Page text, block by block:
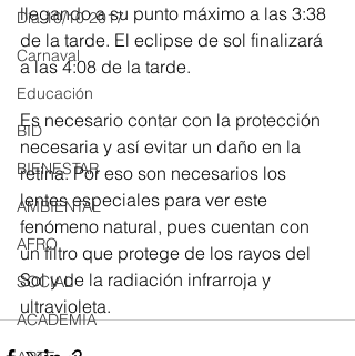
Día 10/10 2017
Carnaval
Educación
BID
BIENESTAR
AMBIENTAL
AFRO
SOCIAL
ACADEMIA
llegando a su punto máximo a las 3:38
de la tarde. El eclipse de sol finalizará
a las 4:08 de la tarde.
Es necesario contar con la protección
necesaria y así evitar un daño en la
retina. Por eso son necesarios los
lentes especiales para ver este
fenómeno natural, pues cuentan con
un filtro que protege de los rayos del
Sol y de la radiación infrarroja y
ultravioleta.